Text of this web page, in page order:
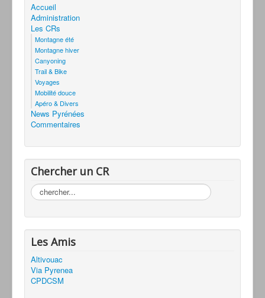
Accueil
Administration
Les CRs
Montagne été
Montagne hiver
Canyoning
Trail & Bike
Voyages
Mobilité douce
Apéro & Divers
News Pyrénées
Commentaires
Chercher un CR
Rechercher
Les Amis
Altivouac
Via Pyrenea
CPDCSM